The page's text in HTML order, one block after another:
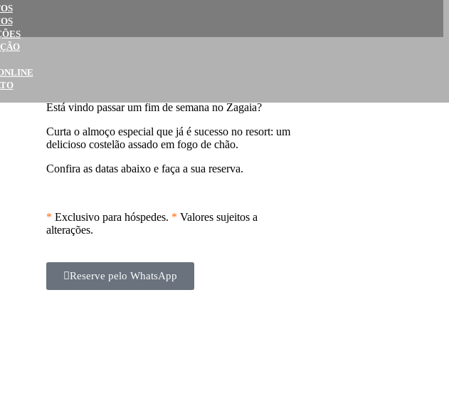
Está vindo passar um fim de semana no Zagaia?
Curta o almoço especial que já é sucesso no resort: um
delicioso costelão assado em fogo de chão.
Confira as datas abaixo e faça a sua reserva.
* Exclusivo para hóspedes. * Valores sujeitos a
alterações.
Reserve pelo WhatsApp